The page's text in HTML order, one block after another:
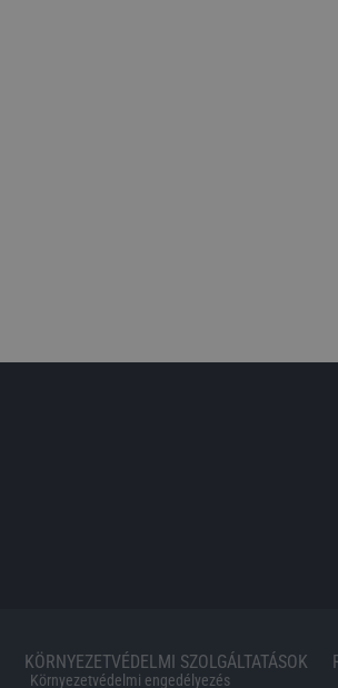
KÖRNYEZETVÉDELMI SZOLGÁLTATÁSOK
Környezetvédelmi engedélyezés